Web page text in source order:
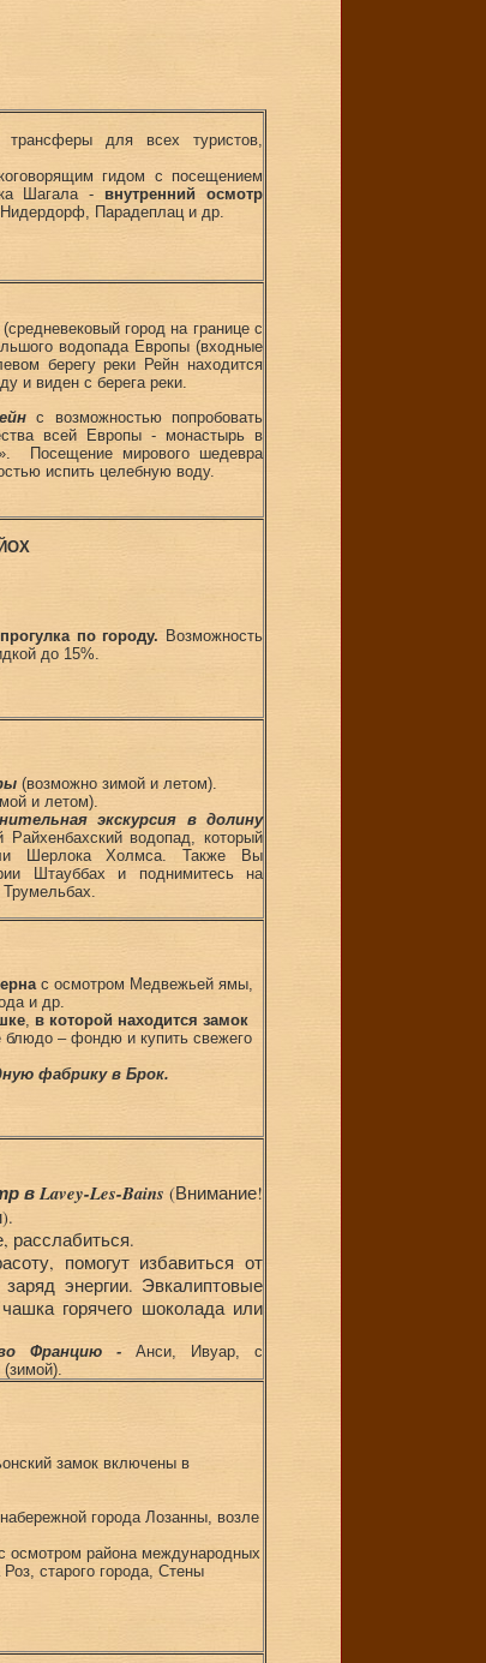
для всех туристов,
гидом с посещением
Шагала -внутренний осмотр
Нидердорф, Парадеплац и др.
(средневековый город на границе с
водопада Европы (входные
берегу реки Рейн находится
и виден с берега реки.
с возможностью попробовать
всей Европы - монастырь в
Посещение мирового шедевра
испить целебную воду.
по городу. Возможность
до 15%.
(возможно зимой и летом).
и летом).
экскурсия в долину
водопад, который
Шерлока Холмса. Также Вы
Штауббах и поднимитесь на
с осмотром Медвежьей ямы,
и др.
в которой находится замок
блюдо – фондю и купить свежего
фабрику в Брок.
Lavey-Les-Bains (Внимание!
расслабиться.
помогут избавиться от
энергии. Эвкалиптовые
горячего шоколада или
во Францию - Анси, Ивуар, с
замок включены в
города Лозанны, возле
осмотром района международных
старого города, Стены